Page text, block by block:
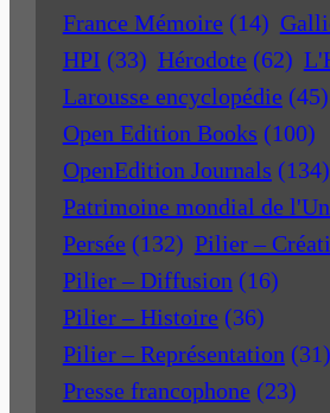
France Mémoire (14)
HPI (33) Hérodote (62)
Larousse encyclopédie (45)
Open Edition Books (100)
OpenEdition Journals (134)
Patrimoine mondial de
Persée (132) Pilier –
Pilier – Diffusion (16)
Pilier – Histoire (36)
Pilier – Représentation (31)
Presse francophone (23)